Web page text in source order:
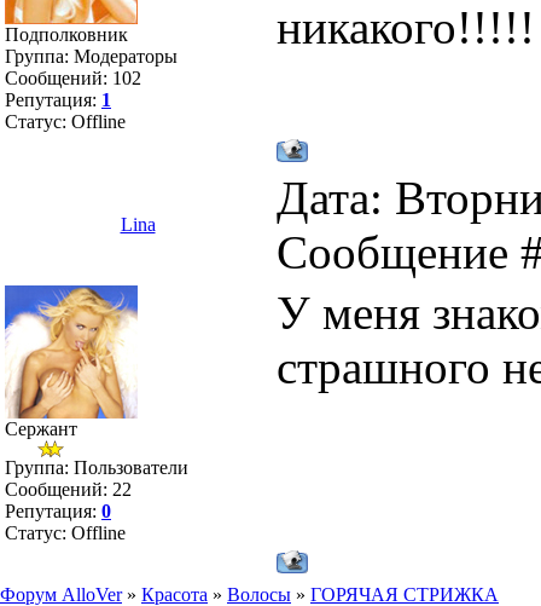
Подполковник
Группа: Модераторы
Сообщений: 102
Репутация: 1
Статус: Offline
никакого!!!!!
Lina
Дата:
Сообщение
Сержант
Группа: Пользователи
Сообщений: 22
Репутация: 0
Статус: Offline
У меня
страшного
Форум AlloVer » Красота » Волосы » ГОРЯЧАЯ СТРИЖКА